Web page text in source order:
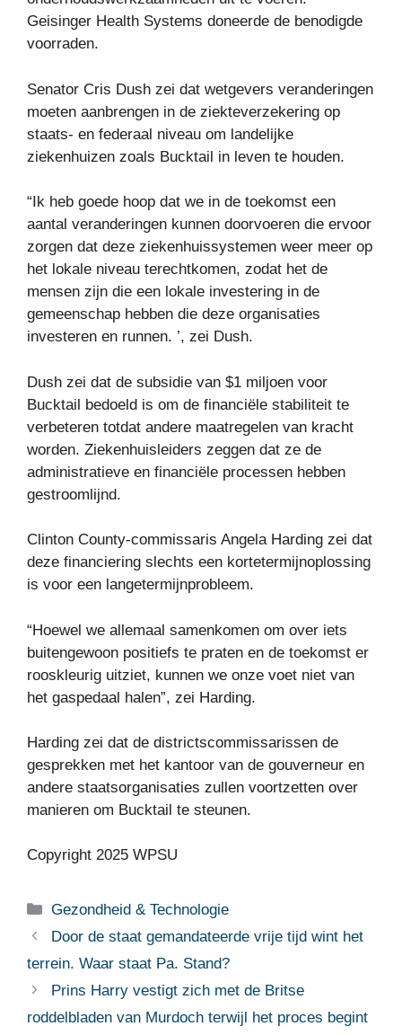
Geisinger Health Systems doneerde de benodigde
voorraden.
Senator Cris Dush zei dat wetgevers veranderingen
moeten aanbrengen in de ziekteverzekering op
staats- en federaal niveau om landelijke
ziekenhuizen zoals Bucktail in leven te houden.
“Ik heb goede hoop dat we in de toekomst een
aantal veranderingen kunnen doorvoeren die ervoor
zorgen dat deze ziekenhuissystemen weer meer op
het lokale niveau terechtkomen, zodat het de
mensen zijn die een lokale investering in de
gemeenschap hebben die deze organisaties
investeren en runnen. ’, zei Dush.
Dush zei dat de subsidie ​​van $1 miljoen voor
Bucktail bedoeld is om de financiële stabiliteit te
verbeteren totdat andere maatregelen van kracht
worden. Ziekenhuisleiders zeggen dat ze de
administratieve en financiële processen hebben
gestroomlijnd.
Clinton County-commissaris Angela Harding zei dat
deze financiering slechts een kortetermijnoplossing
is voor een langetermijnprobleem.
“Hoewel we allemaal samenkomen om over iets
buitengewoon positiefs te praten en de toekomst er
rooskleurig uitziet, kunnen we onze voet niet van
het gaspedaal halen”, zei Harding.
Harding zei dat de districtscommissarissen de
gesprekken met het kantoor van de gouverneur en
andere staatsorganisaties zullen voortzetten over
manieren om Bucktail te steunen.
Copyright 2025 WPSU
Categorieën
Gezondheid & Technologie
Door de staat gemandateerde vrije tijd wint het
terrein. Waar staat Pa. Stand?
Prins Harry vestigt zich met de Britse
roddelbladen van Murdoch terwijl het proces begint